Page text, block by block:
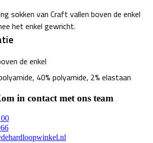
sokken van Craft vallen boven de enkel
het enkel gewricht.
de enkel
40% polyamide, 2% elastaan
in contact met ons team